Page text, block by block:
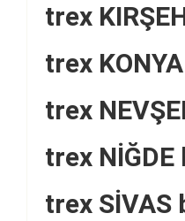
trex
trex
trex
trex
trex SİVAS